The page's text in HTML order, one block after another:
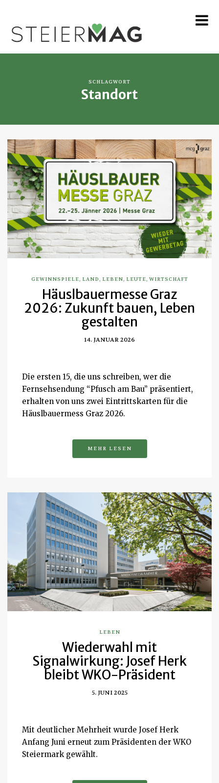
SCHLAGWORT
Standort
GEWINNSPIELE, LAND, LEBEN, LEUTE, WIRTSCHAFT
Häuslbauermesse Graz
2026: Zukunft bauen, Leben
gestalten
14. JANUAR 2026
Die ersten 15, die uns schreiben, wer die
Fernsehsendung “Pfusch am Bau” präsentiert,
erhalten von uns zwei Eintrittskarten für die
Häuslbauermess Graz 2026.
MEHR LESEN
LEBEN
Wiederwahl mit
Signalwirkung: Josef Herk
bleibt WKO-Präsident
5. JUNI 2025
Mit deutlicher Mehrheit wurde Josef Herk
Anfang Juni erneut zum Präsidenten der WKO
Steiermark gewählt.